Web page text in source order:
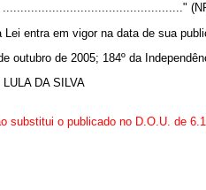
..................................................."
Lei entra em vigor na data de sua
outubro de 2005; 184º da
DA SILVA
substitui o publicado no D.O.U. de